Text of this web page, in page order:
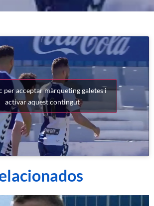
per acceptar màrqueting galetes i
activar aquest contingut